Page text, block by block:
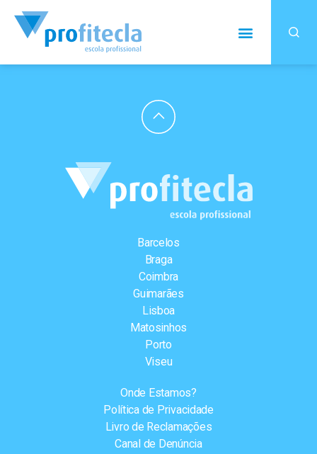
Barcelos
Braga
Coimbra
Guimarães
Lisboa
Matosinhos
Porto
Viseu
Onde Estamos?
Política de Privacidade
Livro de Reclamações
Canal de Denúncia